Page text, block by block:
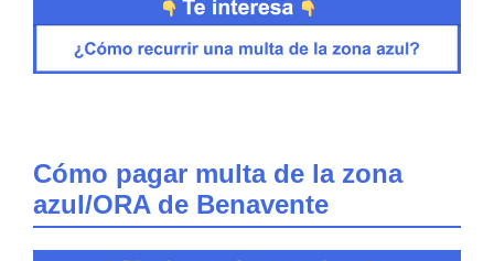
Cómo pagar multa de la zona
azul/ORA de Benavente